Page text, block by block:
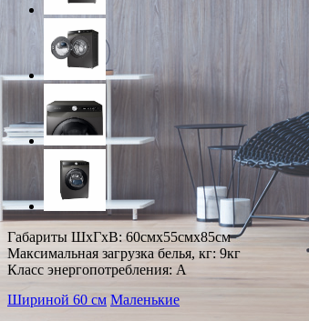
Габариты ШxГxВ: 60смx55смx85см
Максимальная загрузка белья, кг: 9кг
Класс энергопотребления: A
Шириной 60 см Маленькие